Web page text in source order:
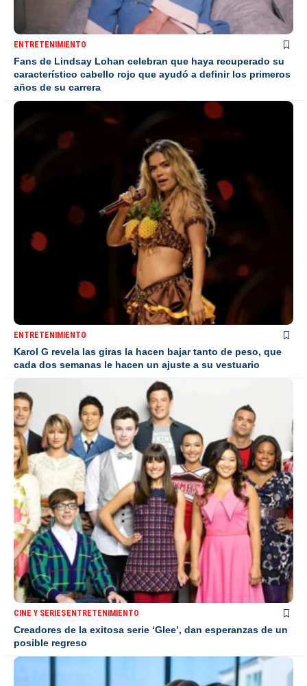
ENTRETENIMIENTO
Fans de Lindsay Lohan celebran que haya recuperado su
característico cabello rojo que ayudó a definir los primeros
años de su carrera
ENTRETENIMIENTO
Karol G revela las giras la hacen bajar tanto de peso, que
cada dos semanas le hacen un ajuste a su vestuario
CINE Y SERIESENTRETENIMIENTO
Creadores de la exitosa serie ‘Glee’, dan esperanzas de un
posible regreso